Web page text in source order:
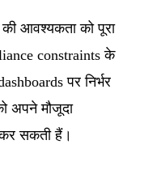
आवश्यकता को पूरा
constraints के
पर निर्भर
अपने मौजूदा
सकती हैं।